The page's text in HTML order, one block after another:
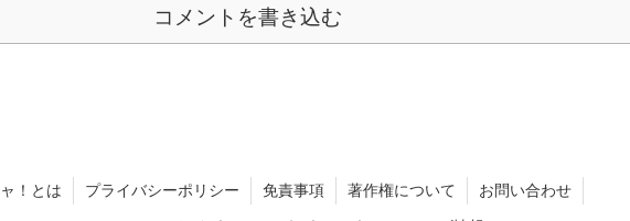
コメントを書き込む
！とは プライバシーポリシー 免責事項 著作権について お問い合わせ